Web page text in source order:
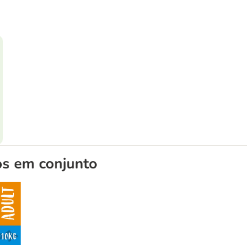
em conjunto
peixe